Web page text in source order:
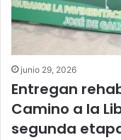
junio 29, 2026
Entregan
Camino a la
segunda